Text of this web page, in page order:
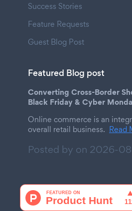
Success Stories
Feature Requests
Guest Blog Post
Featured Blog post
Converting Cross-Border
Black Friday & Cyber
Online commerce is an
overall retail business. Read
Posted by on 2026-